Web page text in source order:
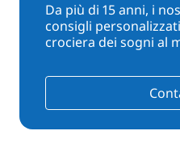
Da più di 15 anni, i
consigli
crociera dei sogni al